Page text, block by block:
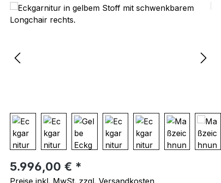
Bildergalerie überspringen
Regulärer Preis:
5.996,00 € *
Preise inkl. MwSt. zzgl. Versandkosten